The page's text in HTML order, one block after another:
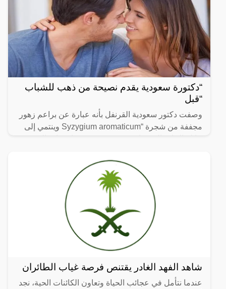
“دكتورة سعودية يقدم نصيحة من ذهب للشباب
“قبل
وصفت دكتور سعودية القرنفل بأنه عبارة عن براعم زهور
مجففة من شجرة “Syzygium aromaticum وينتمي إلى
شاهد الفهد الغادر يقتنص فرصة غياب الطائران
عندما نتأمل في عجائب الحياة وتعاون الكائنات الحية، نجد